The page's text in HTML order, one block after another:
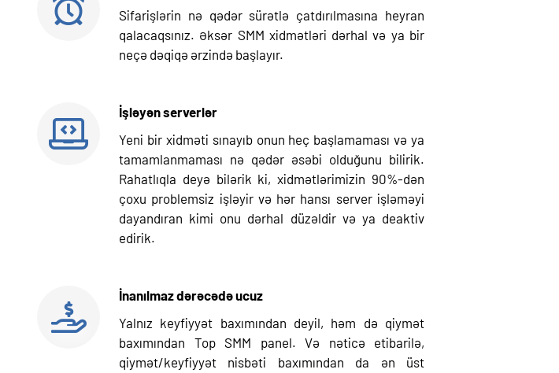
Sifarişlərin nə qədər sürətlə çatdırılmasına heyran
qalacaqsınız. Əksər SMM xidmətləri dərhal və ya bir
neçə dəqiqə ərzində başlayır.
İşləyən serverlər
Yeni bir xidməti sınayıb onun heç başlamaması və ya
tamamlanmaması nə qədər əsəbi olduğunu bilirik.
Rahatlıqla deyə bilərik ki, xidmətlərimizin 90%-dən
çoxu problemsiz işləyir və hər hansı server işləməyi
dayandıran kimi onu dərhal düzəldir və ya deaktiv
edirik.
İnanılmaz dərəcədə ucuz
Yalnız keyfiyyət baxımından deyil, həm də qiymət
baxımından Top SMM panel. Və nəticə etibarilə,
qiymət/keyfiyyət nisbəti baxımından da ən üst